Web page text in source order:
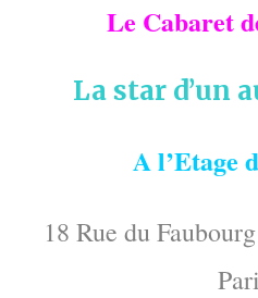
Le Cabaret
La star d’un
A l’Etage
18 Rue du